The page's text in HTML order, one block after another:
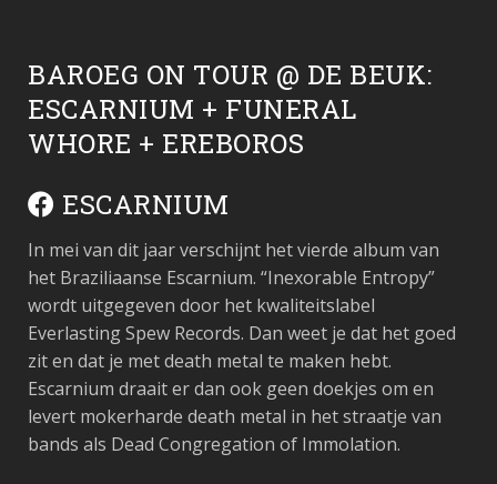
BAROEG ON TOUR @ DE BEUK:
ESCARNIUM + FUNERAL
WHORE + EREBOROS
ESCARNIUM
In mei van dit jaar verschijnt het vierde album van
het Braziliaanse Escarnium. “Inexorable Entropy”
wordt uitgegeven door het kwaliteitslabel
Everlasting Spew Records. Dan weet je dat het goed
zit en dat je met death metal te maken hebt.
Escarnium draait er dan ook geen doekjes om en
levert mokerharde death metal in het straatje van
bands als Dead Congregation of Immolation.